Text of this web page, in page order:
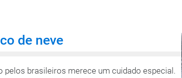
de neve
pelos brasileiros merece um cuidado especial.